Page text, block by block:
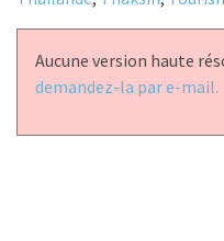
Aucune version haute
demandez-la par e-mail.